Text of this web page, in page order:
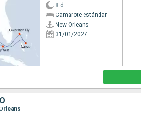
8 d
Camarote estándar
New Orleans
31/01/2027